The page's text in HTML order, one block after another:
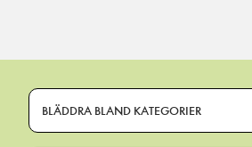
BLÄDDRA BLAND KATEGORIER